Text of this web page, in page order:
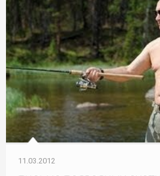
11.03.2012